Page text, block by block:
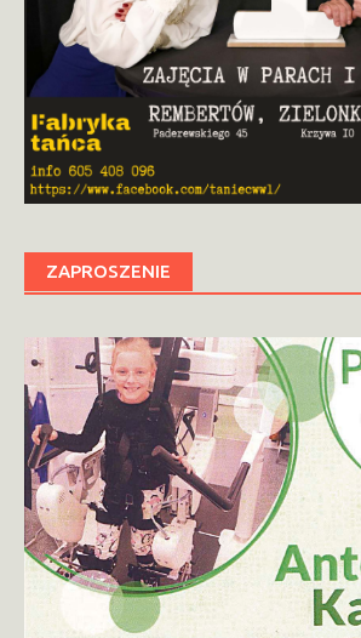
ZAPROSZENIE